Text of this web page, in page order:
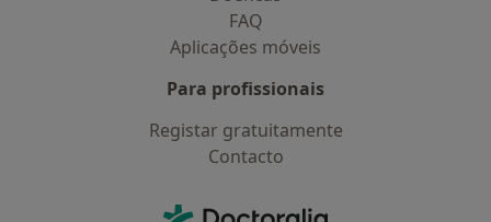
FAQ
Aplicações móveis
Para profissionais
Registar gratuitamente
Contacto
Doctoralia - Homepage